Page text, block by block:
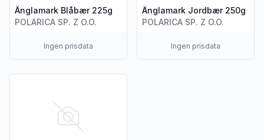
Änglamark Blåbær 225g
POLARICA SP. Z O.O.
Ingen prisdata
Änglamark Jordbær 250g
POLARICA SP. Z O.O.
Ingen prisdata